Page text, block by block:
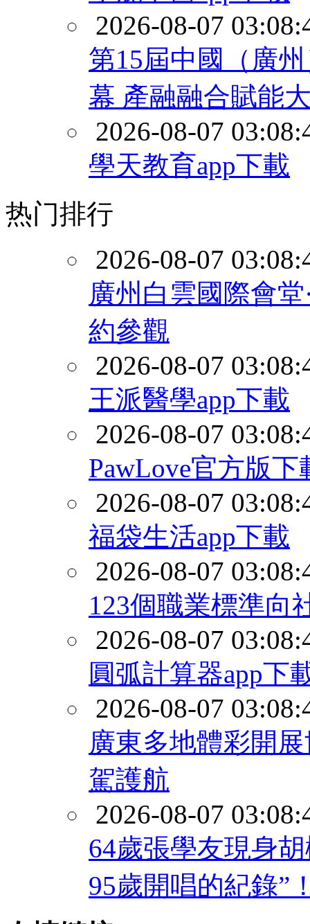
2026-08-07
第15屆中國（廣
幕 產融融合賦能
2026-08-07
學天教育app下載
热门排行
2026-08-07
廣州白雲國際會
約參觀
2026-08-07
王派醫學app下載
2026-08-07
PawLove官方版下
2026-08-07
福袋生活app下載
2026-08-07
123個職業標準向
2026-08-07
圓弧計算器app下
2026-08-07
廣東多地體彩開
駕護航
2026-08-07
64歲張學友現身
95歲開唱的紀錄”